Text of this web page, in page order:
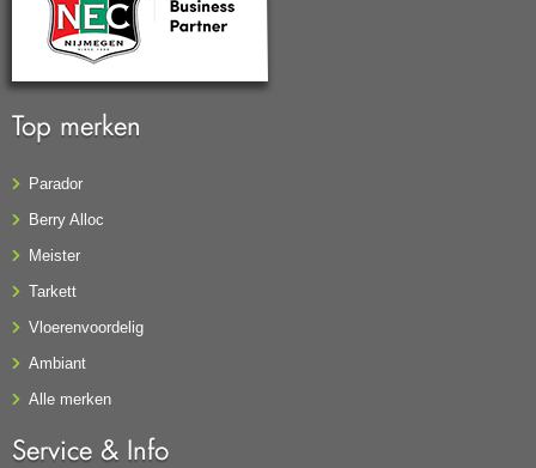
Top merken
Parador
Berry Alloc
Meister
Tarkett
Vloerenvoordelig
Ambiant
Alle merken
Service & Info